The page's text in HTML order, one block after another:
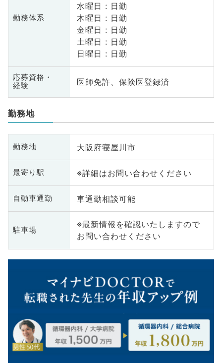
勤務体系
水曜日 : 日勤
木曜日 : 日勤
金曜日 : 日勤
土曜日 : 日勤
日曜日 : 日勤
応募資格・
経験
医師免許、保険医登録済
勤務地
勤務地 大阪府寝屋川市
最寄り駅 ※詳細はお問い合わせください
自動車通勤 車通勤相談可能
駐車場
※最新情報を確認いたしますので
お問い合わせください